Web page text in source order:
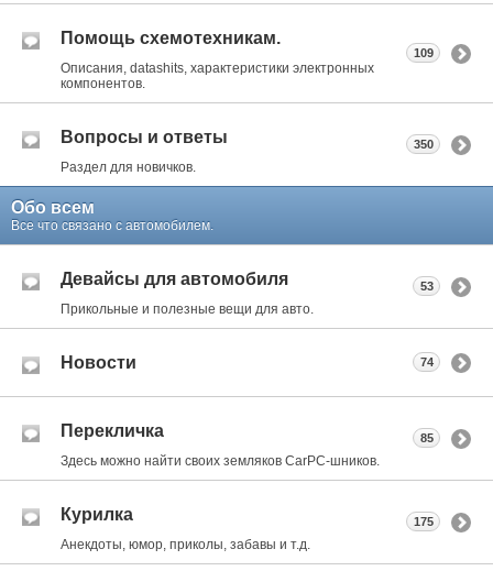
Помощь схемотехникам.
Описания, datashits, характеристики электронных
компонентов.
109
Вопросы и ответы
Раздел для новичков.
350
Обо всем
Все что связано с автомобилем.
Девайсы для автомобиля
Прикольные и полезные вещи для авто.
53
Новости 74
Перекличка
Здесь можно найти своих земляков CarPC-шников.
85
Курилка
Анекдоты, юмор, приколы, забавы и т.д.
175